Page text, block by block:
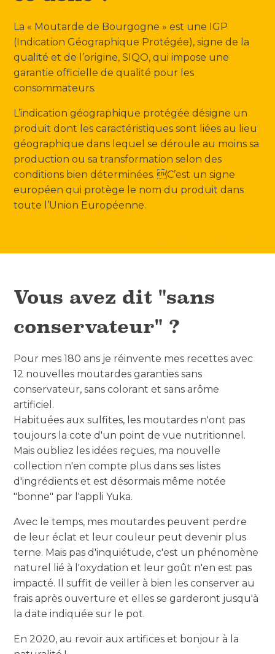
La « Moutarde de Bourgogne » est une IGP
(Indication Géographique Protégée), signe de la
qualité et de l’origine, SIQO, qui impose une
garantie officielle de qualité pour les
consommateurs.
L’indication géographique protégée désigne un
produit dont les caractéristiques sont liées au lieu
géographique dans lequel se déroule au moins sa
production ou sa transformation selon des
conditions bien déterminées. C’est un signe
européen qui protège le nom du produit dans
toute l’Union Européenne.
Vous avez dit "sans
conservateur" ?
Pour mes 180 ans je réinvente mes recettes avec
12 nouvelles moutardes garanties sans
conservateur, sans colorant et sans arôme
artificiel.
Habituées aux sulfites, les moutardes n'ont pas
toujours la cote d'un point de vue nutritionnel.
Mais oubliez les idées reçues, ma nouvelle
collection n'en compte plus dans ses listes
d'ingrédients et est désormais même notée
"bonne" par l'appli Yuka.
Avec le temps, mes moutardes peuvent perdre
de leur éclat et leur couleur peut devenir plus
terne. Mais pas d'inquiétude, c'est un phénomène
naturel lié à l'oxydation et leur goût n'en est pas
impacté. Il suffit de veiller à bien les conserver au
frais après ouverture et elles se garderont jusqu'à
la date indiquée sur le pot.
En 2020, au revoir aux artifices et bonjour à la